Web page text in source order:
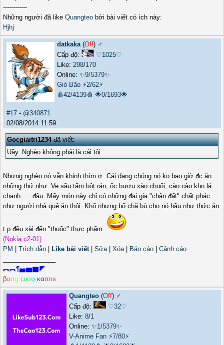
------------
Những người đã like Quangteo bởi bài viết có ích này:
Hjhj
datkaka(Off) ♂️
Cấp độ:
♡1025♡
Like:298/170
Online:✨9/5379✨
Gió Bão ⚡2/62⚡
🩸42/4139🩸 🌟0/1693🌟
#17 - @340871
02/08/2014 11:59
Gocgiaitri1234đã viết:
Uầy. Nghèo không phải là cái tội
Nhưng nghèo nó vẫn khinh thím ợ. Cái dạng chúng nó ko bao giờ đc ăn
những thứ như: Ve sầu tẩm bột rán, ốc bươu xào chuối, cào cào kho lá
chanh..... đâu. Mấy món này chỉ có những đại gia "chân đất" chất phác
như người nhà quê ăn thôi. Khổ nhưng bổ chã bù cho nó hầu như thức ăn
t.p đều xài đến "thuốc" thực phẩm.
(Nokia c2-01)
PM
Trích dẫn Like bài viết| Sửa| Xóa| Báo cáo
Cảnh cáo
︻︻¶▅▆▇◤
βαπg ςυσφ καπrιs
Quangteo (Off) ♂️
Cấp độ:
♡32♡
Like: 8/1
Online: ✨1/5379✨
V-Anime Fan ⚡7/80⚡